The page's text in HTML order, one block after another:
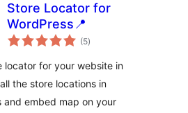
Store Locator for
WordPress📍
(5totale
vurderinger
)
locator for your website in
the store locations in
and embed map on your